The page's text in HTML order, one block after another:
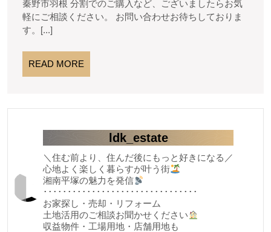
モ
移
住
あ
ご
ざ
い
ま
★★★
月
7
産
秦野市羽根 分割でのご購入など、ございましたらお気
軽にご相談ください。 お問い合わせお待ちしておりま
す。[...]
READ MORE
MORE
ldk_estate
＼住む前より、住んだ後にもっと好きになる／
心地よく楽しく暮らすが叶う街
湘南平塚の魅力を発信
････････････････････････････････
お家探し・売却・リフォーム
土地活用のご相談お聞かせください
収益物件・工場用地・店舗用地も